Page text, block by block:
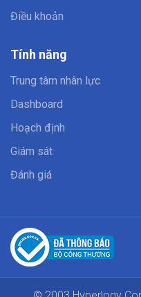
Điều khoản
Tính năng
Trung tâm nhân lực
Dashboard
Hoạch định
Giám sát
Đánh giá